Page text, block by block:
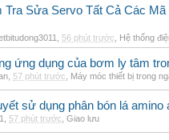
Tra Sửa Servo Tất Cả Các
56 phút trước Hệ thống
ứng dụng của bơm ly tâm
57 phút trước Máy móc thiết bị trong
sử dụng phân bón lá amino
57 phút trước Giao lưu